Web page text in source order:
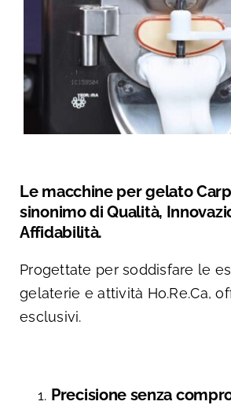
Le macchine per gelato
sinonimo di Qualità,
Affidabilità.
Progettate per soddisfare le
gelaterie e attività Ho.Re.Ca,
esclusivi.
Precisione senza